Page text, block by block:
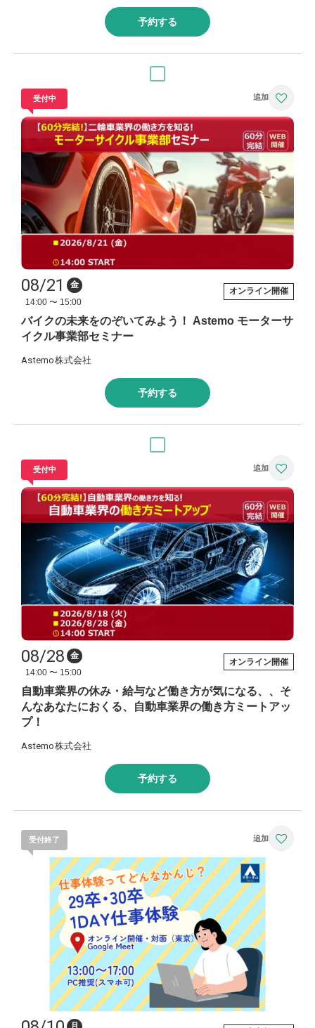
予約する
受付中
08/21
金
14:00 〜 15:00
オンライン開催
バイクの未来をのぞいてみよう！ Astemo モーターサ
イクル事業部セミナー
Astemo株式会社
予約する
受付中
08/28
金
14:00 〜 15:00
オンライン開催
自動車業界の休み・給与など働き方が気になる、、そ
んなあなたにおくる、自動車業界の働き方ミートアッ
プ！
Astemo株式会社
予約する
受付終了
月